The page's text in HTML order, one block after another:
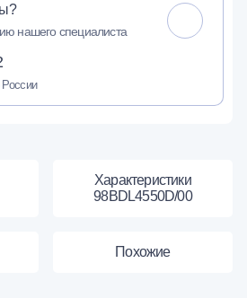
нашего специалиста
Характеристики
98BDL4550D/00
Похожие